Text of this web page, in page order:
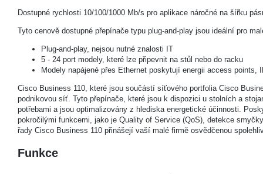
Dostupné rychlosti 10/100/1000 Mb/s pro aplikace náročné na šířku
Tyto cenově dostupné přepínače typu plug-and-play jsou ideální pro
Plug-and-play, nejsou nutné znalosti IT
5 - 24 port modely, které lze připevnit na stůl nebo do racku
Modely napájené přes Ethernet poskytují energii access points,
Cisco Business 110, které jsou součástí síťového portfolia Cisco
podnikovou síť. Tyto přepínače, které jsou k dispozici u stolních a
potřebami a jsou optimalizovány z hlediska energetické účinnosti.
pokročilými funkcemi, jako je Quality of Service (QoS), detekce
řady Cisco Business 110 přinášejí vaší malé firmě osvědčenou
Funkce